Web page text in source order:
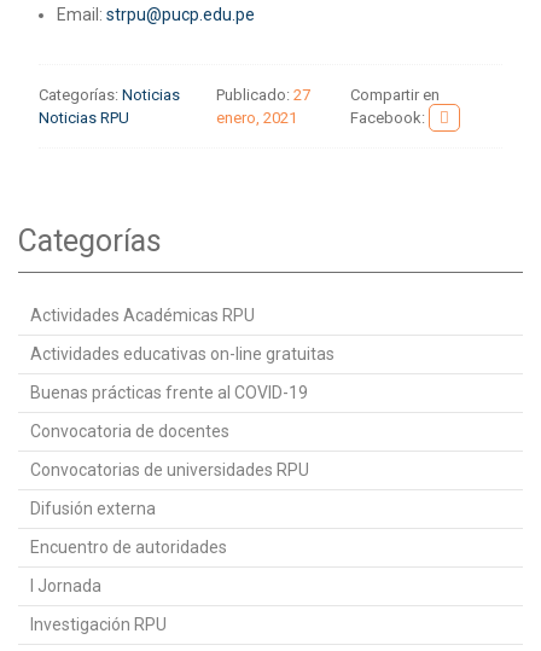
Email: strpu@pucp.edu.pe
Categorías: Noticias
Noticias RPU
Publicado: 27
enero, 2021
Compartir en
Facebook:
Categorías
Actividades Académicas RPU
Actividades educativas on-line gratuitas
Buenas prácticas frente al COVID-19
Convocatoria de docentes
Convocatorias de universidades RPU
Difusión externa
Encuentro de autoridades
I Jornada
Investigación RPU